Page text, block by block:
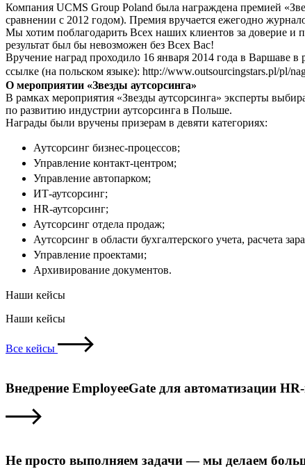
Компания UCMS Group Poland была награждена премией
сравнении с 2012 годом). Премия вручается ежегодно
Мы хотим поблагодарить Всех наших клиентов за доверие и
результат был бы невозможен без Всех Вас!
Вручение наград проходило 16 января 2014 года в Варшаве
ссылке (на польском языке): http://www.outsourcingstars.pl/pl/
О мероприятии «Звезды аутсорсинга»
В рамках мероприятия «Звезды аутсорсинга» эксперты
по развитию индустрии аутсорсинга в Польше.
Награды были вручены призерам в девяти категориях:
Аутсорсинг бизнес-процессов;
Управление контакт-центром;
Управление автопарком;
ИТ-аутсорсинг;
HR-аутсорсинг;
Аутсорсинг отдела продаж;
Аутсорсинг в области бухгалтерского учета, расчета
Управление проектами;
Архивирование документов.
Наши кейсы
Наши кейсы
Все кейсы
Внедрение EmployeeGate для автоматизации
Не просто выполняем задачи — мы делаем